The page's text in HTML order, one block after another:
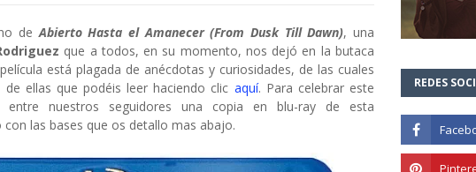
deAbierto Hasta el Amanecer (From Dusk Till Dawn), una
que a todos, en su momento, nos dejó en la butaca
está plagada de anécdotas y curiosidades, de las cuales
ellas que podéis leer haciendo clic aquí. Para celebrar este
entre nuestros seguidores una copia en blu-ray de esta
las bases que os detallo mas abajo.
REDES